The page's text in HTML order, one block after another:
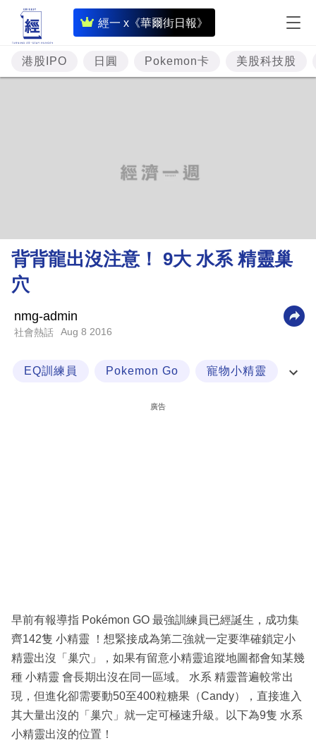
經一 x《華爾街日報》
即
時
財
經
理
財
科
區
港股IPO 日圓 Pokemon卡 美股科技股
背背龍出沒注意！ 9大 水系 精靈巢
穴
nmg-admin
社會熱話 Aug 8 2016
EQ訓練員 Pokemon Go 寵物小精靈
廣告
早前有報導指 Pokémon GO 最強訓練員已經誕生，成功集
齊142隻 小精靈 ！想緊接成為第二強就一定要準確鎖定小
精靈出沒「巢穴」，如果有留意小精靈追蹤地圖都會知某幾
種 小精靈 會長期出沒在同一區域。 水系 精靈普遍較常出
現，但進化卻需要動50至400粒糖果（Candy），直接進入
其大量出沒的「巢穴」就一定可極速升級。以下為9隻 水系
小精靈出沒的位置！